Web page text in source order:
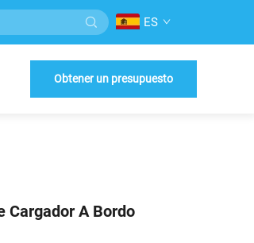
ES
Obtener un presupuesto
Cargador A Bordo